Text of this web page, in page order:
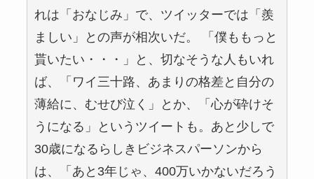
れは「おなじみ」で、ツイッターでは「羨
ましい」との声が相次いだ。 「僕ももっと
貰いたい・・・」と、切なそうな人もいれ
ば、「ワイ三十路、あまりの格差と自分の
薄給に、むせび泣く」とか、「心が砕けそ
うになる」というツイートも。あと少しで
30歳になるらしきビジネスパーソンから
は、「あと3年じゃ、400万いかないだろう